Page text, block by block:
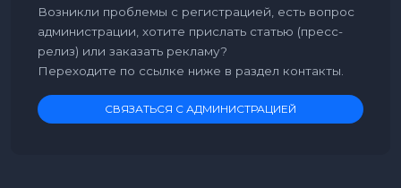
Возникли проблемы с регистрацией, есть вопрос
администрации, хотите прислать статью (пресс-
релиз) или заказать рекламу?
Переходите по ссылке ниже в раздел контакты.
СВЯЗАТЬСЯ С АДМИНИСТРАЦИЕЙ